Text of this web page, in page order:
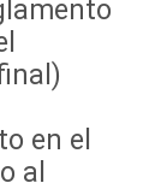
en el
al